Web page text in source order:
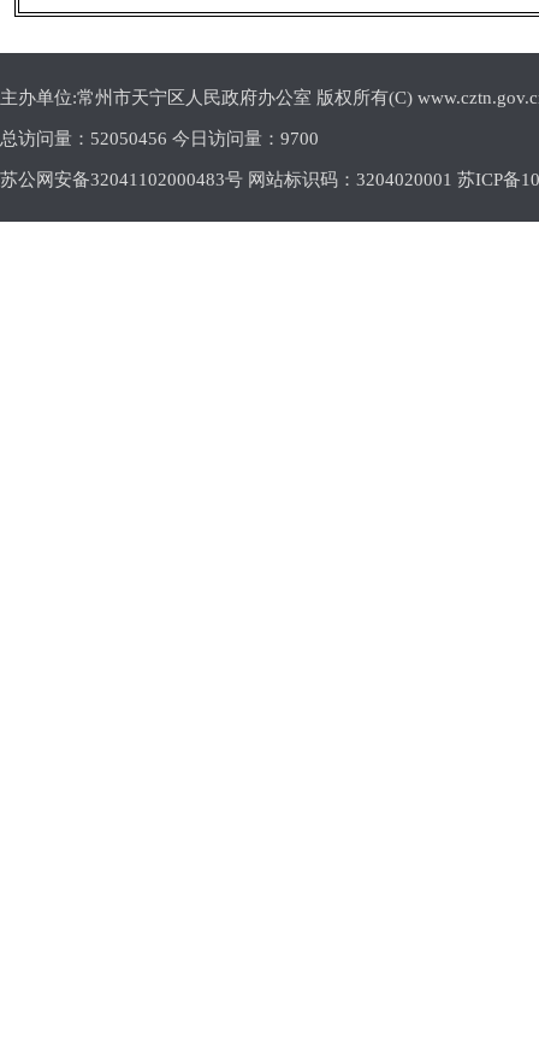
主办单位:常州市天宁区人民政府办公室 版权所有(C)
总访问量： 52050456 今日访问量： 9700
苏公网安备32041102000483号 网站标识码：3204020001 苏ICP备